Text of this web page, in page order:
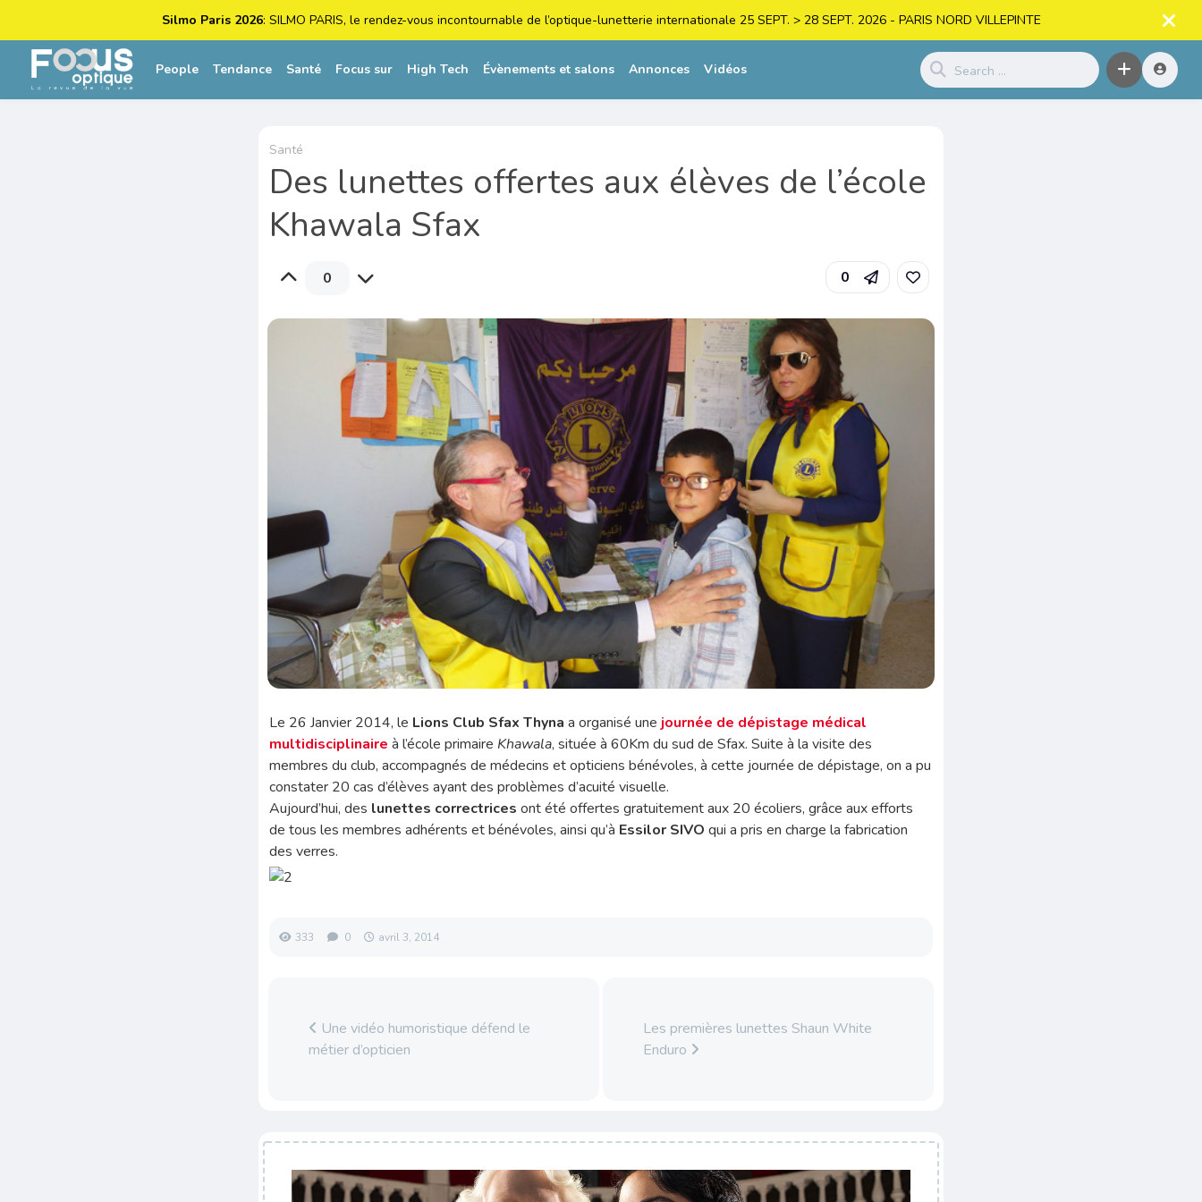
Silmo Paris 2026: SILMO PARIS, le rendez-vous incontournable de l’optique-lunetterie internationale 25 SEPT. > 28 SEPT. 2026 - PARIS NORD VILLEPINTE
People Tendance Santé Focus sur High Tech Évènements et salons Annonces Vidéos
Santé
Des lunettes offertes aux élèves de l’école
Khawala Sfax
0 0
Le 26 Janvier 2014, le Lions Club Sfax Thyna a organisé une journée de dépistage médical
multidisciplinaire à l’école primaire Khawala, située à 60Km du sud de Sfax. Suite à la visite des
membres du club, accompagnés de médecins et opticiens bénévoles, à cette journée de dépistage, on a pu
constater 20 cas d’élèves ayant des problèmes d’acuité visuelle.
Aujourd’hui, des lunettes correctrices ont été offertes gratuitement aux 20 écoliers, grâce aux efforts
de tous les membres adhérents et bénévoles, ainsi qu’à Essilor SIVO qui a pris en charge la fabrication
des verres.
333 0 avril 3, 2014
Une vidéo humoristique défend le
métier d’opticien
Les premières lunettes Shaun White
Enduro